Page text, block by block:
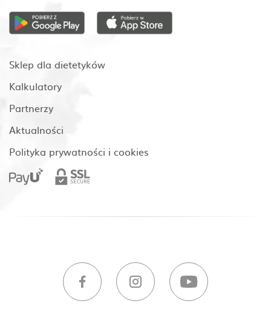
Sklep dla dietetyków
Kalkulatory
Partnerzy
Aktualności
Polityka prywatności i cookies